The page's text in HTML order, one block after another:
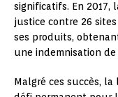
significatifs. En 2017,
justice contre 26
ses produits,
une indemnisation
Malgré ces succès,